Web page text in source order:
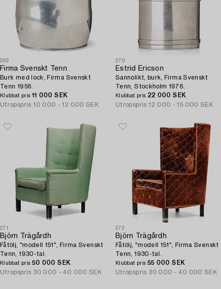
269
Firma Svenskt Tenn
Burk med lock, Firma Svenskt
Tenn 1956.
Klubbat pris 11 000 SEK
Utropspris 10 000 - 12 000 SEK
270
Estrid Ericson
Sannolikt, burk, Firma Svenskt
Tenn, Stockholm 1976.
Klubbat pris 22 000 SEK
Utropspris 12 000 - 15 000 SEK
271
Björn Trägårdh
Fåtölj, "modell 151", Firma Svenskt
Tenn, 1930-tal.
Klubbat pris 50 000 SEK
Utropspris 30 000 - 40 000 SEK
272
Björn Trägårdh
Fåtölj, "modell 151", Firma Svenskt
Tenn, 1930-tal.
Klubbat pris 55 000 SEK
Utropspris 30 000 - 40 000 SEK